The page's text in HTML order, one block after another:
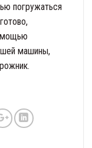
погружаться
машины,